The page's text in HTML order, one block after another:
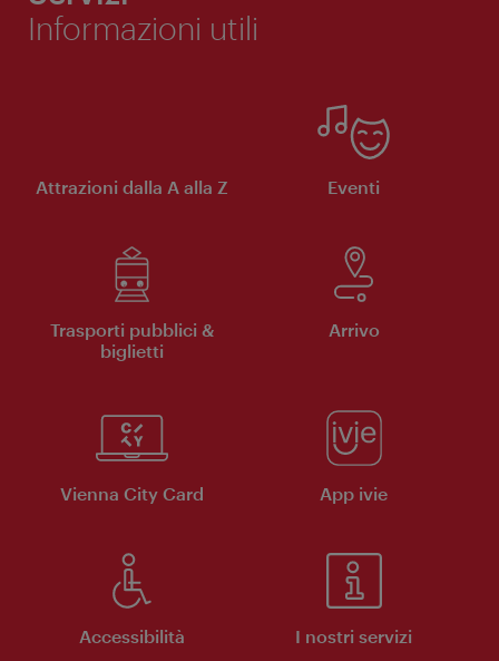
Informazioni utili
Attrazioni dalla A alla Z Eventi
Trasporti pubblici &
biglietti
Arrivo
Vienna City Card App ivie
Accessibilità I nostri servizi